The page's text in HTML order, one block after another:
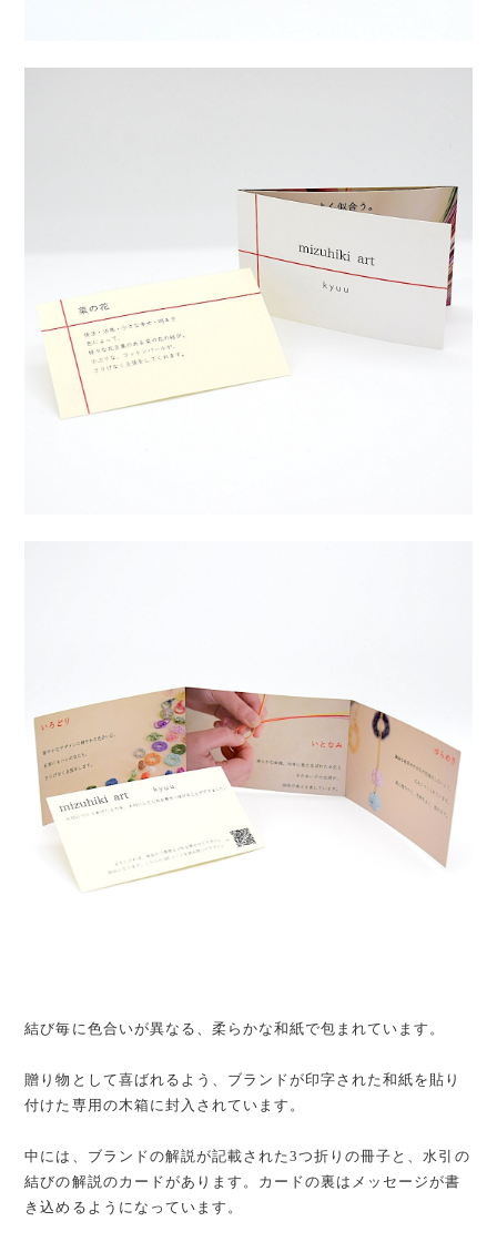
結び毎に色合いが異なる、柔らかな和紙で包まれています。
贈り物として喜ばれるよう、ブランドが印字された和紙を貼り
付けた専用の木箱に封入されています。
中には、ブランドの解説が記載された3つ折りの冊子と、水引の
結びの解説のカードがあります。カードの裏はメッセージが書
き込めるようになっています。